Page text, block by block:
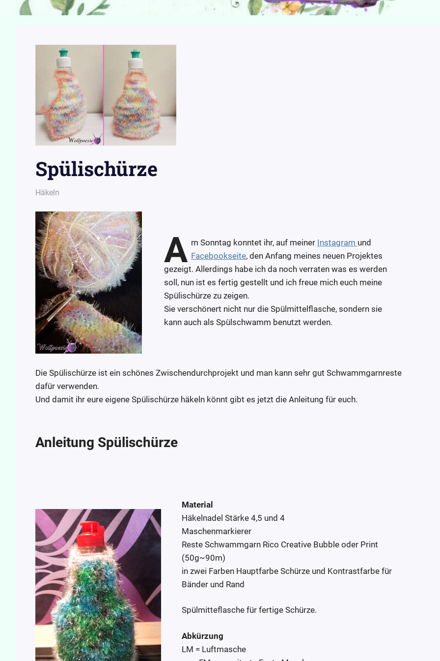
Spülischürze
9. April 2019
Wollpoesie
Häkeln
A m Sonntag konntet ihr, auf meiner Instagram und
Facebookseite, den Anfang meines neuen Projektes
gezeigt. Allerdings habe ich da noch verraten was es werden
soll, nun ist es fertig gestellt und ich freue mich euch meine
Spülischürze zu zeigen.
Sie verschönert nicht nur die Spülmittelflasche, sondern sie
kann auch als Spülschwamm benutzt werden.
Die Spülischürze ist ein schönes Zwischendurchprojekt und man kann sehr gut Schwammgarnreste
dafür verwenden.
Und damit ihr eure eigene Spülischürze häkeln könnt gibt es jetzt die Anleitung für euch.
Anleitung Spülischürze
Material
Häkelnadel Stärke 4,5 und 4
Maschenmarkierer
Reste Schwammgarn Rico Creative Bubble oder Print
(50g~90m)
in zwei Farben Hauptfarbe Schürze und Kontrastfarbe für
Bänder und Rand
Spülmitteflasche für fertige Schürze.
Abkürzung
LM = Luftmasche